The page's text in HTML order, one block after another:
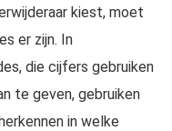
kiest, moet
er zijn. In
die cijfers gebruiken
te geven, gebruiken
in welke